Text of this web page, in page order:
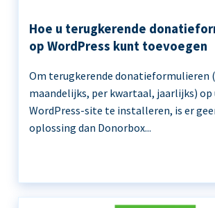
Hoe u terugkerende
op WordPress kunt toevoegen
Om terugkerende donatieformulieren
maandelijks, per kwartaal, jaarlijks) op
WordPress-site te installeren, is er
oplossing dan Donorbox...